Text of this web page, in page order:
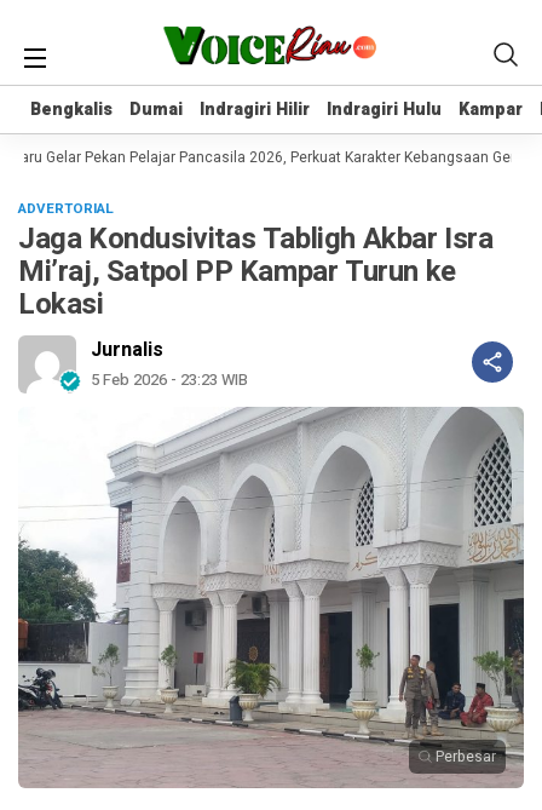
Bengkalis Dumai Indragiri Hilir Indragiri Hulu Kampar
Bengkalis Dumai Indragiri Hilir Indragiri Hulu Kampar
Gelar Pekan Pelajar Pancasila 2026, Perkuat Karakter Kebangsaan
ADVERTORIAL
Jaga Kondusivitas Tabligh Akbar Isra
Mi’raj, Satpol PP Kampar Turun ke
Lokasi
Jurnalis
5 Feb 2026 - 23:23 WIB
Perbesar